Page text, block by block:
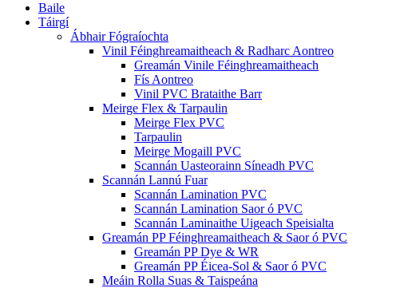
Baile
Táirgí
Ábhair Fógraíochta
Vinil Féinghreamaitheach & Radharc Aontreo
Greamán Vinile Féinghreamaitheach
Fís Aontreo
Vinil PVC Brataithe Barr
Meirge Flex & Tarpaulin
Meirge Flex PVC
Tarpaulin
Meirge Mogaill PVC
Scannán Uasteorainn Síneadh PVC
Scannán Lannú Fuar
Scannán Lamination PVC
Scannán Lamination Saor ó PVC
Scannán Laminaithe Uigeach Speisialta
Greamán PP Féinghreamaitheach & Saor ó PVC
Greamán PP Dye & WR
Greamán PP Éicea-Sol & Saor ó PVC
Meáin Rolla Suas & Taispeána